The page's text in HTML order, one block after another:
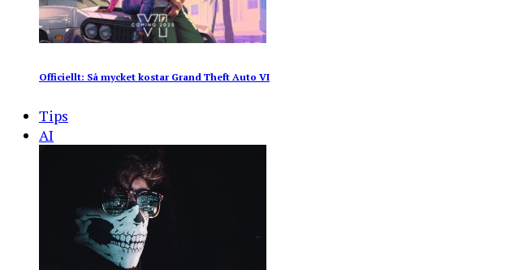
Officiellt: Så mycket kostar Grand Theft Auto VI
Tips
AI